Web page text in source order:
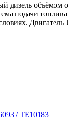
объёмом
подачи
/ TE10183